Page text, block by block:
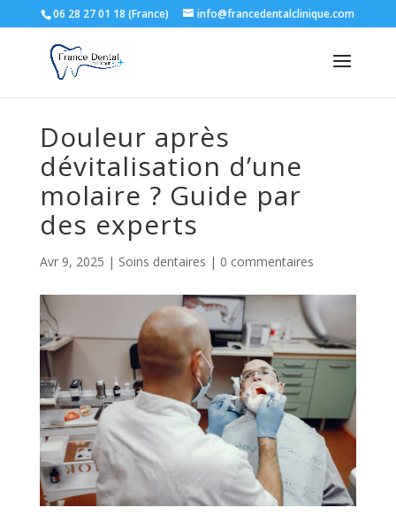
06 28 27 01 18 (France) info@francedentalclinique.com
Douleur après
dévitalisation d’une
molaire ? Guide par
des experts
Avr 9, 2025 | Soins dentaires | 0 commentaires